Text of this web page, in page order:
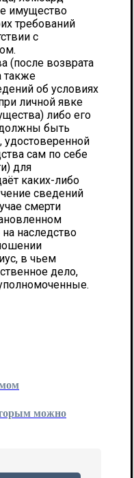
имущество
требований
с
(после возврата
также
об условиях
личной явке
либо его
должны быть
сам по себе
для
каких-либо
сведений
смерти
наследство
в чьем
дело,
можно